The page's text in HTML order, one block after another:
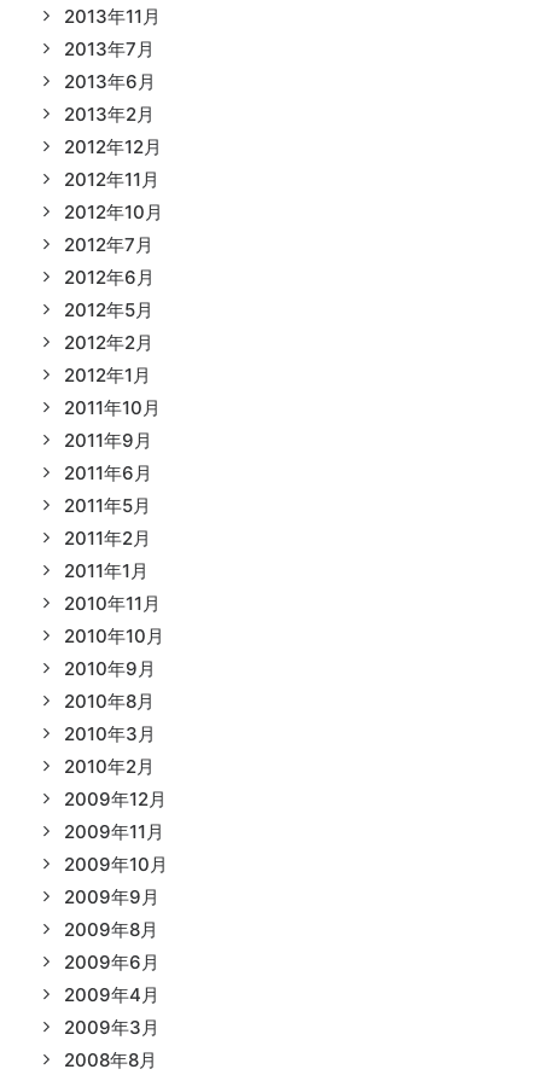
2013年11月
2013年7月
2013年6月
2013年2月
2012年12月
2012年11月
2012年10月
2012年7月
2012年6月
2012年5月
2012年2月
2012年1月
2011年10月
2011年9月
2011年6月
2011年5月
2011年2月
2011年1月
2010年11月
2010年10月
2010年9月
2010年8月
2010年3月
2010年2月
2009年12月
2009年11月
2009年10月
2009年9月
2009年8月
2009年6月
2009年4月
2009年3月
2008年8月